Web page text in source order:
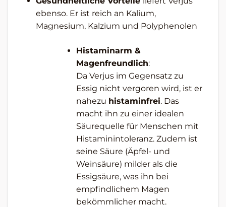
ebenso. Er ist reich an Kalium,
Magnesium, Kalzium und Polyphenolen
Histaminarm &
Magenfreundlich:
Da Verjus im Gegensatz zu
Essig nicht vergoren wird, ist er
nahezu histaminfrei. Das
macht ihn zu einer idealen
Säurequelle für Menschen mit
Histaminintoleranz. Zudem ist
seine Säure (Äpfel- und
Weinsäure) milder als die
Essigsäure, was ihn bei
empfindlichem Magen
bekömmlicher macht.